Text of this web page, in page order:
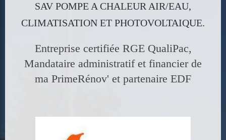
SAV POMPE A CHALEUR AIR/EAU,
CLIMATISATION ET PHOTOVOLTAIQUE.
Entreprise certifiée RGE QualiPac,
Mandataire administratif et financier de
ma PrimeRénov' et partenaire EDF